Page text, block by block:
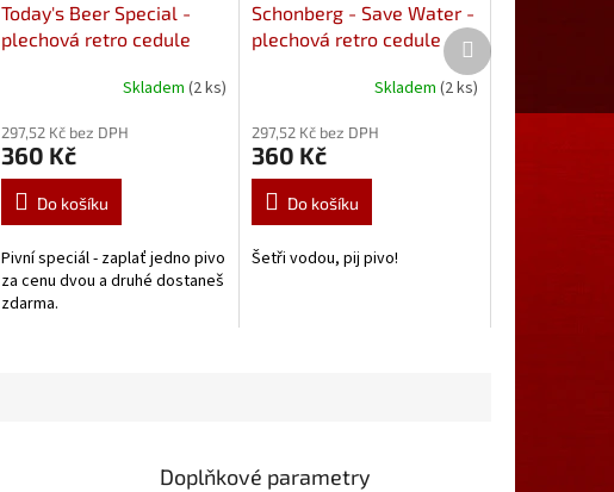
Today's Beer Special -
plechová retro cedule
Skladem(2 ks)
297,52 Kč bez DPH
360 Kč
Do košíku
Pivní speciál - zaplať jedno pivo
za cenu dvou a druhé dostaneš
zdarma.
Schonberg - Save Water -
plechová retro cedule
40x32 cm Šetři vodou -
Skladem (2 ks)
297,52 Kč bez DPH
360 Kč
Do košíku
Šetři vodou, pij pivo!
Další
produkt
Doplňkové parametry